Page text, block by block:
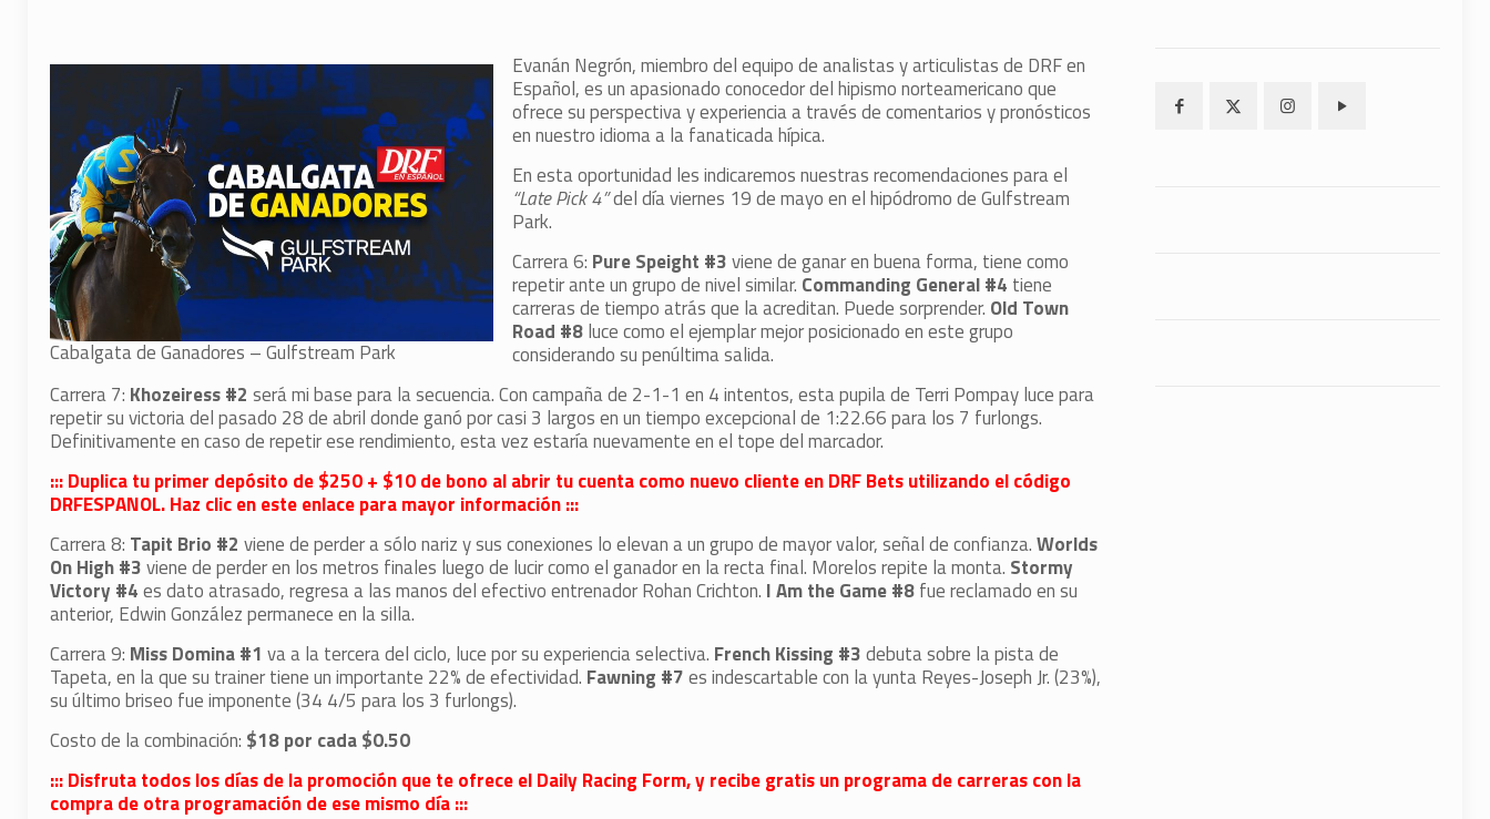
Cabalgata de Ganadores – Gulfstream Park
Evanán Negrón, miembro del equipo de analistas y articulistas de DRF en
Español, es un apasionado conocedor del hipismo norteamericano que
ofrece su perspectiva y experiencia a través de comentarios y pronósticos
en nuestro idioma a la fanaticada hípica.
En esta oportunidad les indicaremos nuestras recomendaciones para el
“Late Pick 4”del día viernes 19 de mayo en el hipódromo de Gulfstream
Park.
Carrera 6: Pure Speight #3viene de ganar en buena forma, tiene como
repetir ante un grupo de nivel similar. Commanding General #4 tiene
carreras de tiempo atrás que la acreditan. Puede sorprender. Old Town
Road #8luce como el ejemplar mejor posicionado en este grupo
considerando su penúltima salida.
Carrera 7: Khozeiress #2 será mi base para la secuencia. Con campaña de 2-1-1 en 4 intentos, esta pupila de Terri Pompay luce para
repetir su victoria del pasado 28 de abril donde ganó por casi 3 largos en un tiempo excepcional de 1:22.66 para los 7 furlongs.
Definitivamente en caso de repetir ese rendimiento, esta vez estaría nuevamente en el tope del marcador.
::: Duplica tu primer depósito de $250 + $10 de bono al abrir tu cuenta como nuevo cliente en DRF Bets utilizando el código
DRFESPANOL. Haz clic en este enlace para mayor información :::
Carrera 8: Tapit Brio #2 viene de perder a sólo nariz y sus conexiones lo elevan a un grupo de mayor valor, señal de confianza.Worlds
On High #3viene de perder en los metros finales luego de lucir como el ganador en la recta final. Morelos repite la monta. Stormy
Victory #4es dato atrasado, regresa a las manos del efectivo entrenador Rohan Crichton. I Am the Game #8fue reclamado en su
anterior, Edwin González permanece en la silla.
Carrera 9: Miss Domina #1 va a la tercera del ciclo, luce por su experiencia selectiva. French Kissing #3debuta sobre la pista de
Tapeta, en la que su trainer tiene un importante 22% de efectividad. Fawning #7es indescartable con la yunta Reyes-Joseph Jr. (23%),
su último briseo fue imponente (34 4/5 para los 3 furlongs).
Costo de la combinación: $18 por cada $0.50
::: Disfruta todos los días de la promoción que teofreceel Daily Racing Form, y recibe gratis un programa de carreras con la
compra de otra programación de ese mismo día :::